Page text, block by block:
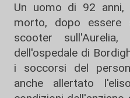
Un uomo di 92 anni,
morto, dopo
scooter
dell'ospedale di
i soccorsi del
anche allertato